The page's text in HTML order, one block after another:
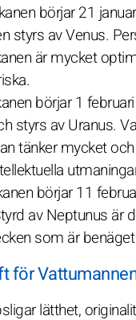
börjar 21
styrs av Venus.
är mycket
börjar 1
styrs av Uranus.
tänker mycket
börjar 11
av Neptunus är
som är
för
lätthet,